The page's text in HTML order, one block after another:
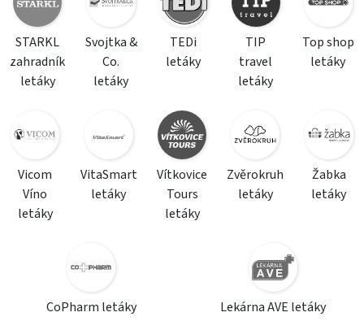
STARKL
zahradník
letáky
Svojtka &
Co.
letáky
TEDi
letáky
TIP
travel
letáky
Top shop
letáky
Vicom
Víno
letáky
VitaSmart
letáky
Vítkovice
Tours
letáky
Zvěrokruh
letáky
Žabka
letáky
CoPharm letáky Lekárna AVE letáky